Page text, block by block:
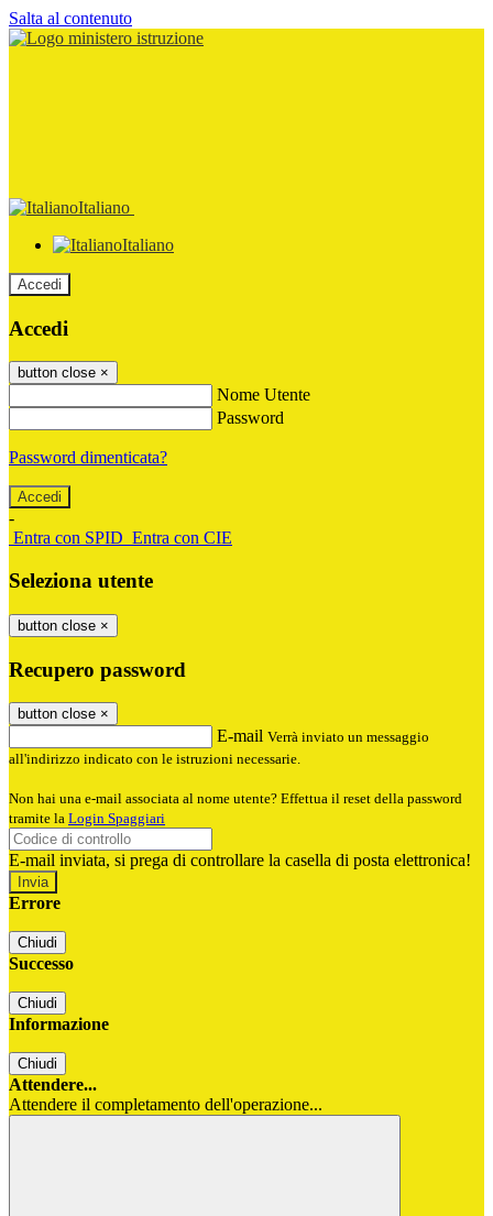
Salta al contenuto
Italiano
Italiano
Accedi
Accedi
button close ×
Nome Utente
Password
Password dimenticata?
-
Entra con SPID Entra con CIE
Seleziona utente
button close ×
Recupero password
button close ×
E-mail Verrà inviato un messaggio
all'indirizzo indicato con le istruzioni necessarie.
Non hai una e-mail associata al nome utente? Effettua il reset della password
tramite la Login Spaggiari
E-mail inviata, si prega di controllare la casella di posta elettronica!
Errore
Chiudi
Successo
Chiudi
Informazione
Chiudi
Attendere...
Attendere il completamento dell'operazione...